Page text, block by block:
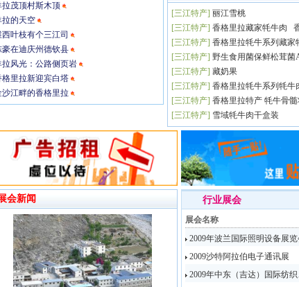
拉茂顶村斯木顶
拉的天空
西叶枝有个三江司
豪在迪庆州德钦县
拉风光：公路侧页岩
格里拉新迎宾白塔
沙江畔的香格里拉
[三江特产] 丽江雪桃
[三江特产] 香格里拉藏家牦牛肉
[三江特产] 香格里拉牦牛系列藏家
[三江特产] 野生食用菌保鲜松茸菌
[三江特产] 藏奶果
[三江特产] 香格里拉牦牛系列牦牛
[三江特产] 香格里拉特产 牦牛骨
[三江特产] 雪域牦牛肉干盒装
会新闻 行业展会
展会名称
2009年波兰国际照明设备展
2009沙特阿拉伯电子通讯展
2009年中东（吉达）国际纺